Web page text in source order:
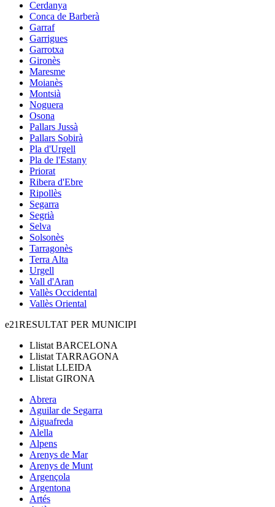
Cerdanya
Conca de Barberà
Garraf
Garrigues
Garrotxa
Gironès
Maresme
Moianès
Montsià
Noguera
Osona
Pallars Jussà
Pallars Sobirà
Pla d'Urgell
Pla de l'Estany
Priorat
Ribera d'Ebre
Ripollès
Segarra
Segrià
Selva
Solsonès
Tarragonès
Terra Alta
Urgell
Vall d'Aran
Vallès Occidental
Vallès Oriental
e21RESULTAT PER MUNICIPI
Llistat BARCELONA
Llistat TARRAGONA
Llistat LLEIDA
Llistat GIRONA
Abrera
Aguilar de Segarra
Aiguafreda
Alella
Alpens
Arenys de Mar
Arenys de Munt
Argençola
Argentona
Artés